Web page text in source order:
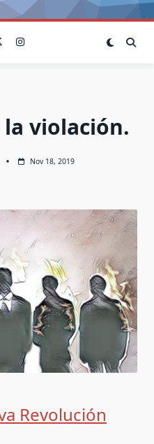
violación.
Nov 18, 2019
Revolución